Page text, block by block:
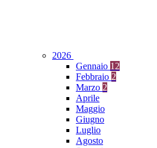
2026
Gennaio 12
Febbraio 2
Marzo 2
Aprile
Maggio
Giugno
Luglio
Agosto